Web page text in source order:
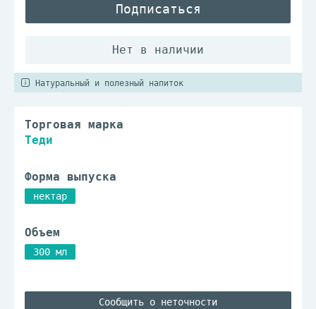
Подписаться
Натуральный и полезный напиток
Торговая марка
Теди
Форма выпуска
нектар
Объем
300 мл
Сообщить о неточности